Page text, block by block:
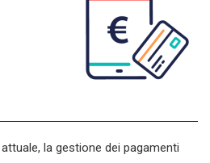
la gestione dei pagamenti